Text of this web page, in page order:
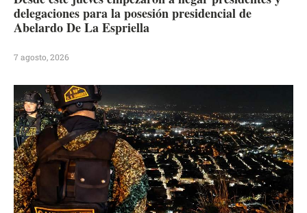
delegaciones para la posesión presidencial de
Abelardo De La Espriella
7 agosto, 2026